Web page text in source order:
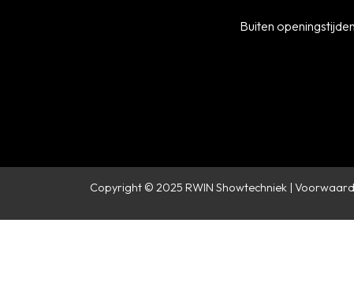
Buiten
Copyright © 2025 RWIN Showtechniek